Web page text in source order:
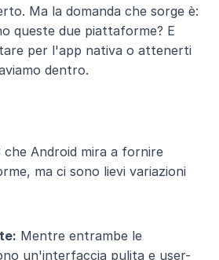
Ma la domanda che sorge è:
queste due piattaforme? E
per l'app nativa o attenerti
dentro.
che Android mira a fornire
ma ci sono lievi variazioni
Mentre entrambe le
un'interfaccia pulita e user-